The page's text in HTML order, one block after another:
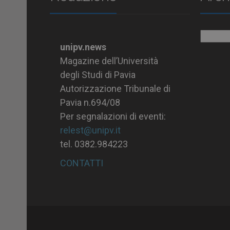
unipv.news
Magazine dell’Università
degli Studi di Pavia
Autorizzazione Tribunale di
Pavia n.694/08
Per segnalazioni di eventi:
relest@unipv.it
tel. 0382.984223
CONTATTI